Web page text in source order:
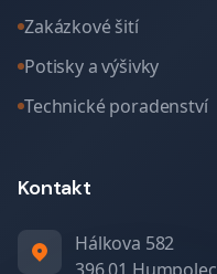
Zakázkové šití
Potisky a výšivky
Technické poradenství
Kontakt
Hálkova 582